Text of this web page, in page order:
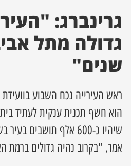
מסע מלחמה
השבוע
עסקים
גרינברג:
גדולה מתל
שנים"
ראש העירייה נכח השבוע
הוא חשף תכנית ענקית לעתיד
שיהיו כ-600 אלף תושבים
אמר, "בקרוב נהיה גדולים ברמת